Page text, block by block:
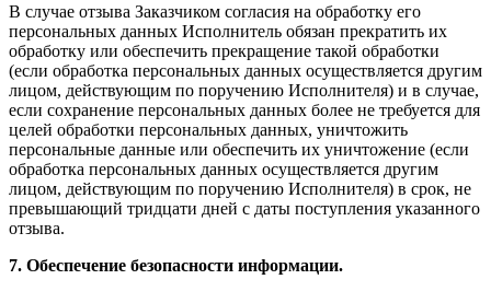
В случае отзыва Заказчиком согласия на обработку его
персональных данных Исполнитель обязан прекратить их
обработку или обеспечить прекращение такой обработки
(если обработка персональных данных осуществляется другим
лицом, действующим по поручению Исполнителя) и в случае,
если сохранение персональных данных более не требуется для
целей обработки персональных данных, уничтожить
персональные данные или обеспечить их уничтожение (если
обработка персональных данных осуществляется другим
лицом, действующим по поручению Исполнителя) в срок, не
превышающий тридцати дней с даты поступления указанного
отзыва.
7. Обеспечение безопасности информации.